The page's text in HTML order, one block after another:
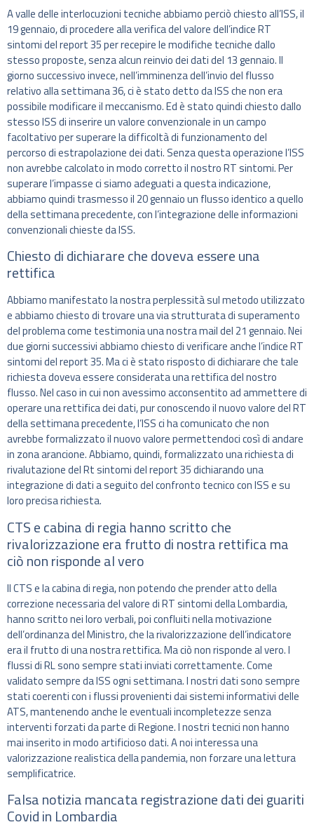
A valle delle interlocuzioni tecniche abbiamo perciò chiesto all’ISS, il
19 gennaio, di procedere alla verifica del valore dell’indice RT
sintomi del report 35 per recepire le modifiche tecniche dallo
stesso proposte, senza alcun reinvio dei dati del 13 gennaio. Il
giorno successivo invece, nell’imminenza dell’invio del flusso
relativo alla settimana 36, ci è stato detto da ISS che non era
possibile modificare il meccanismo. Ed è stato quindi chiesto dallo
stesso ISS di inserire un valore convenzionale in un campo
facoltativo per superare la difficoltà di funzionamento del
percorso di estrapolazione dei dati. Senza questa operazione l’ISS
non avrebbe calcolato in modo corretto il nostro RT sintomi. Per
superare l’impasse ci siamo adeguati a questa indicazione,
abbiamo quindi trasmesso il 20 gennaio un flusso identico a quello
della settimana precedente, con l’integrazione delle informazioni
convenzionali chieste da ISS.
Chiesto di dichiarare che doveva essere una
rettifica
Abbiamo manifestato la nostra perplessità sul metodo utilizzato
e abbiamo chiesto di trovare una via strutturata di superamento
del problema come testimonia una nostra mail del 21 gennaio. Nei
due giorni successivi abbiamo chiesto di verificare anche l’indice RT
sintomi del report 35. Ma ci è stato risposto di dichiarare che tale
richiesta doveva essere considerata una rettifica del nostro
flusso. Nel caso in cui non avessimo acconsentito ad ammettere di
operare una rettifica dei dati, pur conoscendo il nuovo valore del RT
della settimana precedente, l’ISS ci ha comunicato che non
avrebbe formalizzato il nuovo valore permettendoci così di andare
in zona arancione. Abbiamo, quindi, formalizzato una richiesta di
rivalutazione del Rt sintomi del report 35 dichiarando una
integrazione di dati a seguito del confronto tecnico con ISS e su
loro precisa richiesta.
CTS e cabina di regia hanno scritto che
rivalorizzazione era frutto di nostra rettifica ma
ciò non risponde al vero
Il CTS e la cabina di regia, non potendo che prender atto della
correzione necessaria del valore di RT sintomi della Lombardia,
hanno scritto nei loro verbali, poi confluiti nella motivazione
dell’ordinanza del Ministro, che la rivalorizzazione dell’indicatore
era il frutto di una nostra rettifica. Ma ciò non risponde al vero. I
flussi di RL sono sempre stati inviati correttamente. Come
validato sempre da ISS ogni settimana. I nostri dati sono sempre
stati coerenti con i flussi provenienti dai sistemi informativi delle
ATS, mantenendo anche le eventuali incompletezze senza
interventi forzati da parte di Regione. I nostri tecnici non hanno
mai inserito in modo artificioso dati. A noi interessa una
valorizzazione realistica della pandemia, non forzare una lettura
semplificatrice.
Falsa notizia mancata registrazione dati dei guariti
Covid in Lombardia